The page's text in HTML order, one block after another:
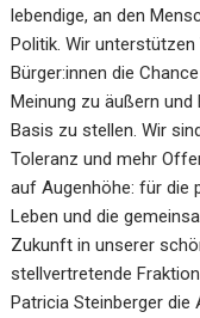
lebendige, an den
Politik. Wir
Bürger:innen die
Meinung zu äußern
Basis zu stellen. Wir
Toleranz und mehr
auf Augenhöhe: für die
Leben und die
Zukunft in unserer
stellvertretende
Patricia Steinberger